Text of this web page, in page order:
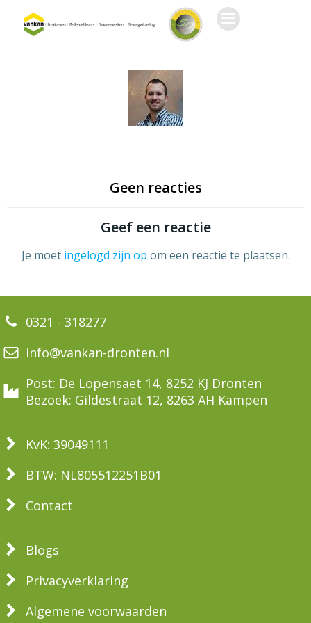
naar
Geen reacties
Geef een reactie
Je moet ingelogd zijn op om een reactie te plaatsen.
0321 - 318277
info@vankan-dronten.nl
Post: De Lopensaet 14, 8252 KJ Dronten
Bezoek: Gildestraat 12, 8263 AH Kampen
KvK: 39049111
BTW: NL805512251B01
Contact
Blogs
Privacyverklaring
Algemene voorwaarden